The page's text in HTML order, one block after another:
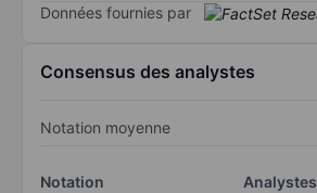
Données fournies par
Consensus des analystes
Notation moyenne
Notation
Analystes